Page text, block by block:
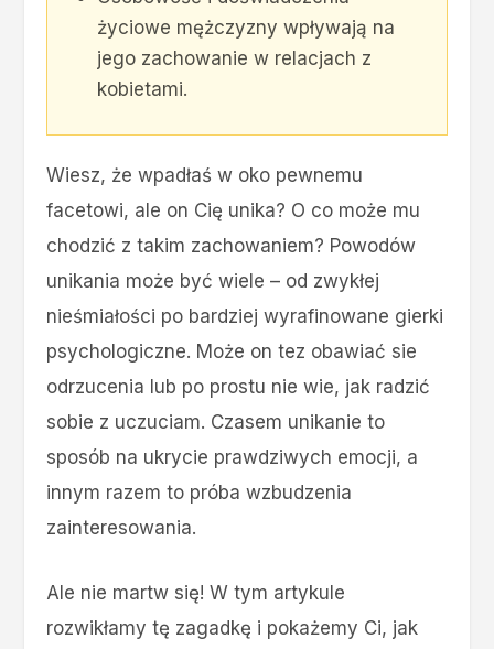
życiowe mężczyzny wpływają na
jego zachowanie w relacjach z
kobietami.
Wiesz, że wpadłaś w oko pewnemu
facetowi, ale on Cię unika? O co może mu
chodzić z takim zachowaniem? Powodów
unikania może być wiele – od zwykłej
nieśmiałości po bardziej wyrafinowane gierki
psychologiczne. Może on tez obawiać sie
odrzucenia lub po prostu nie wie, jak radzić
sobie z uczuciam. Czasem unikanie to
sposób na ukrycie prawdziwych emocji, a
innym razem to próba wzbudzenia
zainteresowania.
Ale nie martw się! W tym artykule
rozwikłamy tę zagadkę i pokażemy Ci, jak